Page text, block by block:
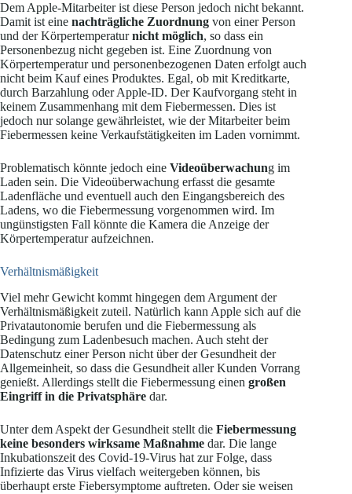
Dem Apple-Mitarbeiter ist diese Person jedoch nicht bekannt.
Damit ist eine nachträgliche Zuordnung von einer Person
und der Körpertemperaturnicht möglich, so dass ein
Personenbezug nicht gegeben ist. Eine Zuordnung von
Körpertemperatur und personenbezogenen Daten erfolgt auch
nicht beim Kauf eines Produktes. Egal, ob mit Kreditkarte,
durch Barzahlung oder Apple-ID. Der Kaufvorgang steht in
keinem Zusammenhang mit dem Fiebermessen. Dies ist
jedoch nur solange gewährleistet, wie der Mitarbeiter beim
Fiebermessen keine Verkaufstätigkeiten im Laden vornimmt.
Problematisch könnte jedoch eine Videoüberwachung im
Laden sein. Die Videoüberwachung erfasst die gesamte
Ladenfläche und eventuell auch den Eingangsbereich des
Ladens, wo die Fiebermessung vorgenommen wird. Im
ungünstigsten Fall könnte die Kamera die Anzeige der
Körpertemperatur aufzeichnen.
Verhältnismäßigkeit
Viel mehr Gewicht kommt hingegen dem Argument der
Verhältnismäßigkeit zuteil. Natürlich kann Apple sich auf die
Privatautonomie berufen und die Fiebermessung als
Bedingung zum Ladenbesuch machen. Auch steht der
Datenschutz einer Person nicht über der Gesundheit der
Allgemeinheit, so dass die Gesundheit aller Kunden Vorrang
genießt. Allerdings stellt die Fiebermessung einen großen
Eingriff in die Privatsphäre dar.
Unter dem Aspekt der Gesundheit stellt die Fiebermessung
keine besonders wirksame Maßnahme dar. Die lange
Inkubationszeit des Covid-19-Virus hat zur Folge, dass
Infizierte das Virus vielfach weitergeben können, bis
überhaupt erste Fiebersymptome auftreten. Oder sie weisen